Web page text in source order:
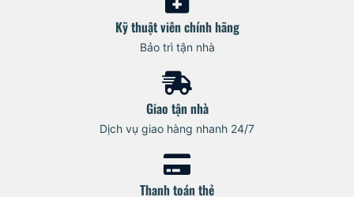
Kỹ thuật viên chính hãng
Bảo trì tận nhà
Giao tận nhà
Dịch vụ giao hàng nhanh 24/7
Thanh toán thẻ